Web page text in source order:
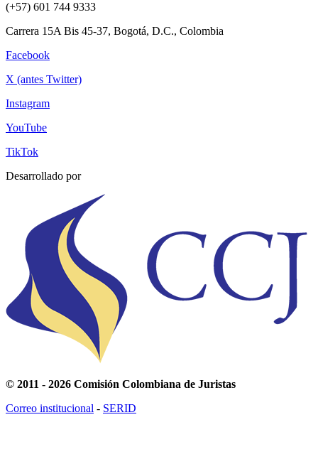
(+57) 601 744 9333
Carrera 15A Bis 45-37, Bogotá, D.C., Colombia
Facebook
X (antes Twitter)
Instagram
YouTube
TikTok
Desarrollado por
© 2011 - 2026 Comisión Colombiana de Juristas
Correo institucional - SERID